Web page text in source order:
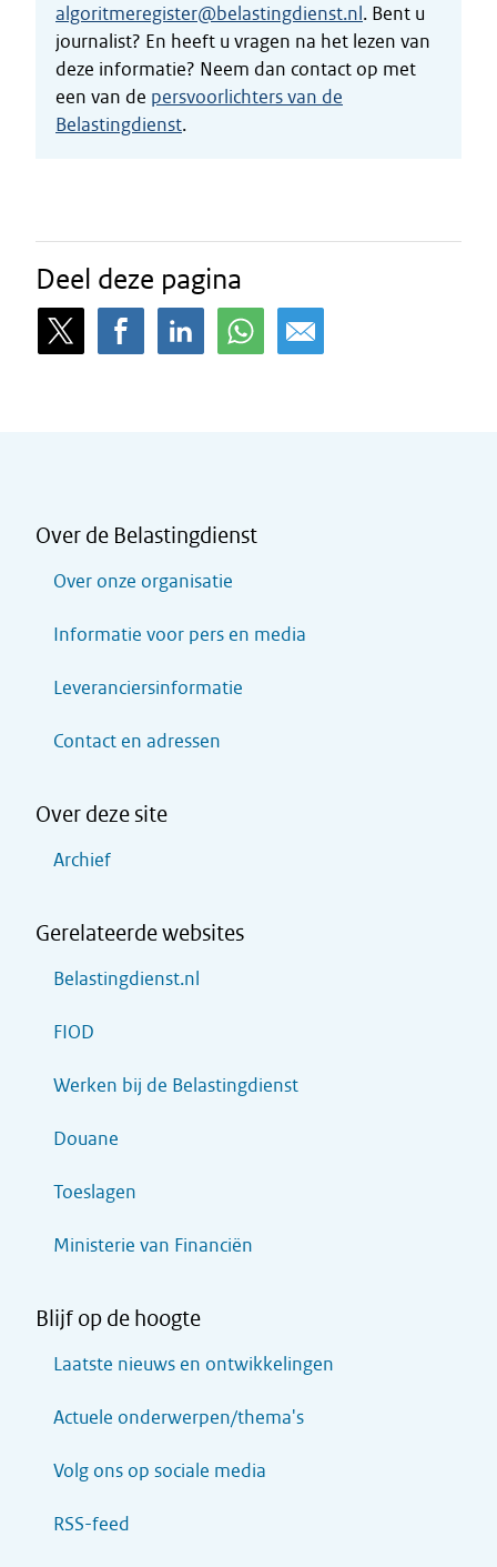
algoritmeregister@belastingdienst.nl . Bent u
journalist? En heeft u vragen na het lezen van
deze informatie? Neem dan contact op met
een van de persvoorlichters van de
Belastingdienst.
Deel deze pagina
Over de Belastingdienst
Over onze organisatie
Informatie voor pers en media
Leveranciersinformatie
Contact en adressen
Over deze site
Archief
Gerelateerde websites
Belastingdienst.nl
FIOD
Werken bij de Belastingdienst
Douane
Toeslagen
Ministerie van Financiën
Blijf op de hoogte
Laatste nieuws en ontwikkelingen
Actuele onderwerpen/thema's
Volg ons op sociale media
RSS-feed